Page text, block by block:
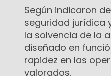
Según indicaron
seguridad jurídica
la solvencia de la
diseñado en
rapidez en las
valorados.